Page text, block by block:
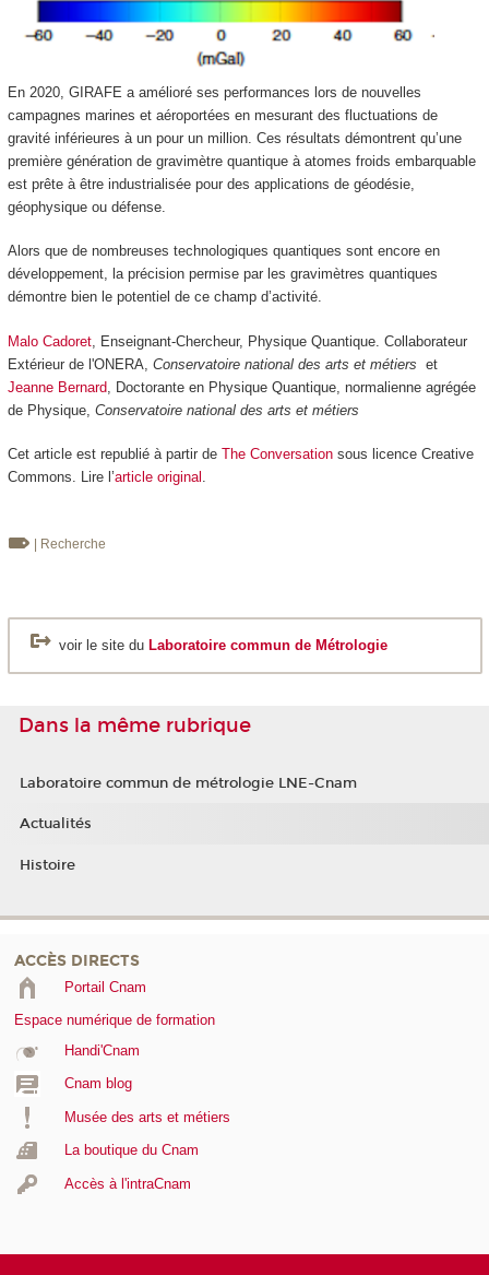
En 2020, GIRAFE a amélioré ses performances lors de nouvelles
campagnes marines et aéroportées en mesurant des fluctuations de
gravité inférieures à un pour un million. Ces résultats démontrent qu’une
première génération de gravimètre quantique à atomes froids embarquable
est prête à être industrialisée pour des applications de géodésie,
géophysique ou défense.
Alors que de nombreuses technologiques quantiques sont encore en
développement, la précision permise par les gravimètres quantiques
démontre bien le potentiel de ce champ d’activité.
Malo Cadoret, Enseignant-Chercheur, Physique Quantique. Collaborateur
Extérieur de l'ONERA, Conservatoire national des arts et métiers et
Jeanne Bernard , Doctorante en Physique Quantique, normalienne agrégée
de Physique, Conservatoire national des arts et métiers
Cet article est republié à partir de The Conversationsous licence Creative
Commons. Lire l’article original .
| Recherche
voir le site du Laboratoire commun de Métrologie
Dans la même rubrique
Laboratoire commun de métrologie LNE-Cnam
Actualités
Histoire
ACCÈS DIRECTS
Portail Cnam
Espace numérique de formation
Handi'Cnam
Cnam blog
Musée des arts et métiers
La boutique du Cnam
Accès à l'intraCnam